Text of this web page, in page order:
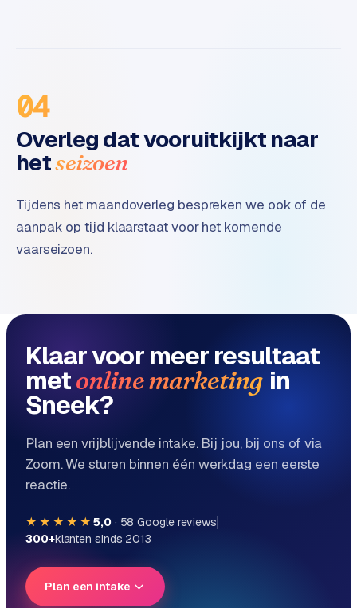
-
t
o
e
04
Overleg dat vooruitkijkt naar
hetseizoen
Tijdens het maandoverleg bespreken we ook of de
aanpak op tijd klaarstaat voor het komende
vaarseizoen.
Klaar voor meer resultaat
metonline marketing in
Sneek?
Plan een vrijblijvende intake. Bij jou, bij ons of via
Zoom. We sturen binnen één werkdag een eerste
reactie.
★★★★★ 5,0· 58 Google reviews
300+klanten sinds 2013
Plan een intake